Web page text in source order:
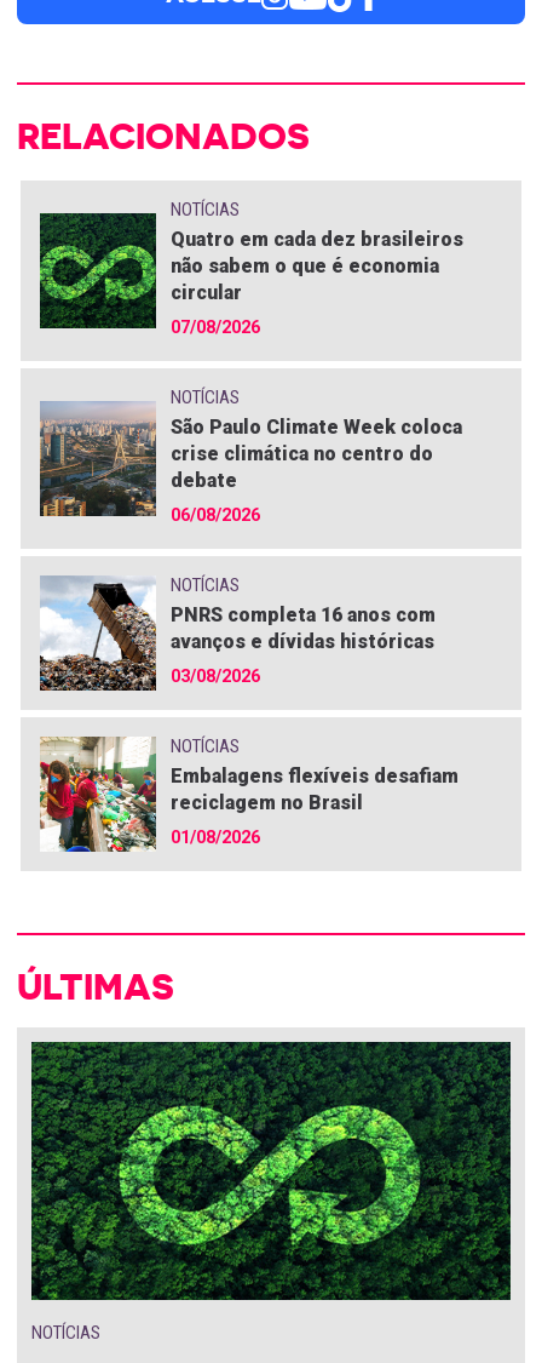
RELACIONADOS
NOTÍCIAS
Quatro em cada dez brasileiros
não sabem o que é economia
circular
07/08/2026
NOTÍCIAS
São Paulo Climate Week coloca
crise climática no centro do
debate
06/08/2026
NOTÍCIAS
PNRS completa 16 anos com
avanços e dívidas históricas
03/08/2026
NOTÍCIAS
Embalagens flexíveis desafiam
reciclagem no Brasil
01/08/2026
ÚLTIMAS
NOTÍCIAS